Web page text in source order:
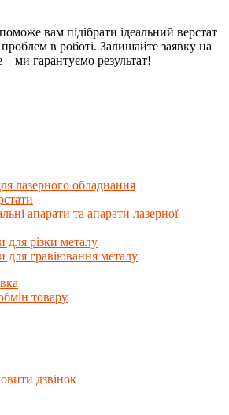
вам підібрати ідеальний верстат
в роботі. Залишайте заявку на
– ми гарантуємо результат!
лазерного обладнання
апарати та апарати лазерної
для різки металу
для гравіювання металу
товару
дзвінок